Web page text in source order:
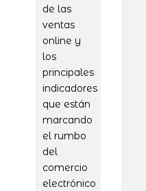
de las
ventas
online y
los
principales
indicadores
que están
marcando
el rumbo
del
comercio
electrónico